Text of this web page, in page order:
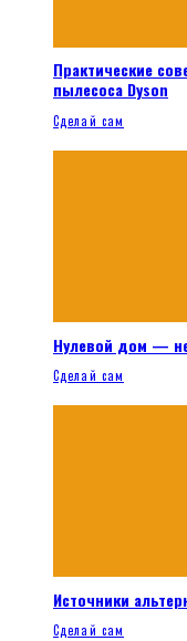
Практические
пылесоса Dyson
Сделай сам
Нулевой дом —
Сделай сам
Источники
Сделай сам